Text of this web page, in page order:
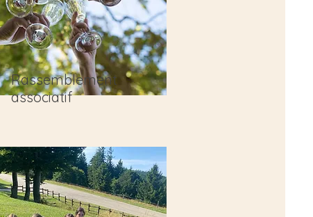
Rassemblement
associatif